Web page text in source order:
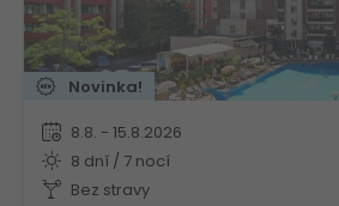
Novinka!
8.8. - 15.8.2026
8 dní / 7 nocí
Bez stravy